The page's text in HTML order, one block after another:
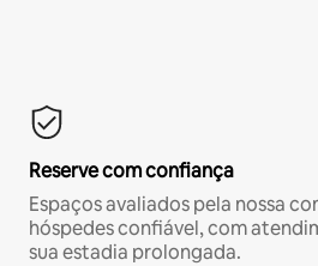
Reserve com confiança
Espaços avaliados pela nossa
hóspedes confiável, com
sua estadia prolongada.